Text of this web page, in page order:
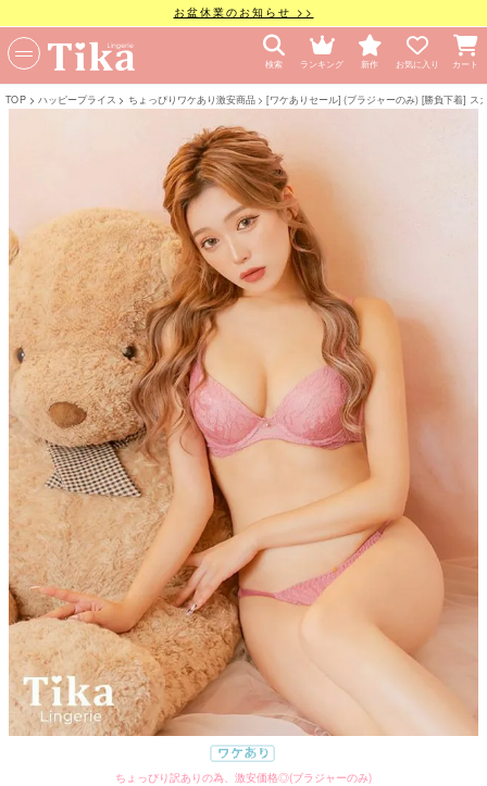
お盆休業のお知らせ >>
検索 ランキング 新作 お気に入り カート
TOP ハッピープライス ちょっぴりワケあり激安商品 [ワケありセール] (ブラジャーのみ) [勝負下着] ス
ちょっぴり訳ありの為、激安価格◎(ブラジャーのみ)